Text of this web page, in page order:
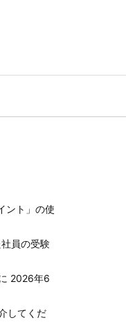
ント」の使
員の受験
2026年6
してくだ